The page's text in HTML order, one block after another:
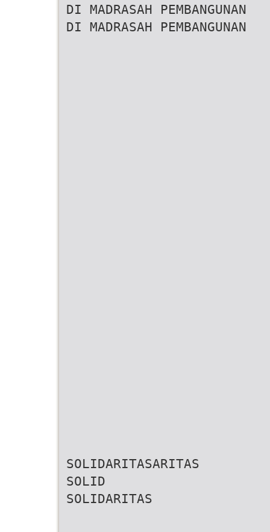
DI MADRASAH PEMBANGUNAN
DI MADRASAH PEMBANGUNAN
SOLIDARITASARITAS
SOLID
SOLIDARITAS